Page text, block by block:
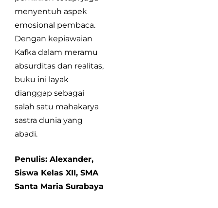
menyentuh aspek
emosional pembaca.
Dengan kepiawaian
Kafka dalam meramu
absurditas dan realitas,
buku ini layak
dianggap sebagai
salah satu mahakarya
sastra dunia yang
abadi.
Penulis: Alexander,
Siswa Kelas XII, SMA
Santa Maria Surabaya